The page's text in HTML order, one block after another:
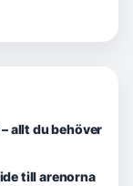
allt du behöver
till arenorna